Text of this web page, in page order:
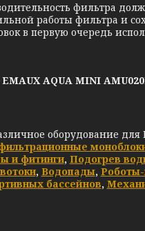
фильтра
работы фильтра и
в первую очередь
AQUA MINI
оборудование для
и фитинги, Подогрев
, Водопады,
бассейнов,